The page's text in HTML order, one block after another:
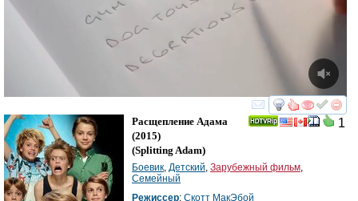
смотреть
1
Расщепление Адама
(2015)
(Splitting Adam)
Боевик, Детский, Зарубежный фильм,
Семейный
Режиссер: Скотт МакЭбой